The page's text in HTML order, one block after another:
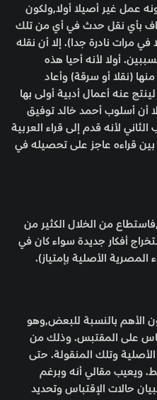
عمل غير أصيلا أولا,ولكون
بأي نقل حدث في أي من تلك
مرات نادرة جدا). إلا أن نقله
أولا لأنه أحيا هذه
(نقلا أو سرقة) وأعاد
عنه أعمال أدبية أولى بها
أن أسلوب أحمد خالد توفيق
لأنه قدم إلى قراء العربية
بين قراءه عاجز على تحصيله في
من الخلال الكثير من
أفكار جديدة سواء كان في
المصرية الأصلية بإمتياز).
الأهم بالنسبة للبعض,وهو
على المقتبس. وذلك من
وتلك المنقولة. حتى
ويعيب مقالي أنه وبرغم
حالات الإقتباس وتحديد